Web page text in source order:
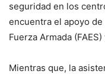
seguridad en los
encuentra el apoyo
Fuerza Armada
Mientras que, la